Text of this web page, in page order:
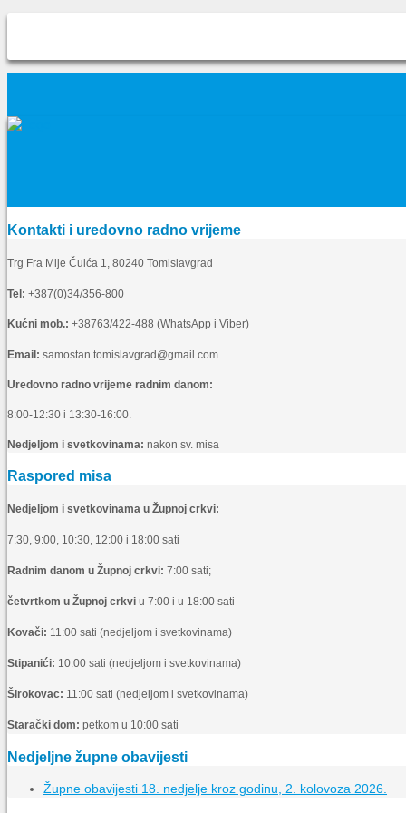
Kontakti i uredovno radno vrijeme
Trg Fra Mije Čuića 1, 80240 Tomislavgrad
Tel: +387(0)34/356-800
Kućni mob.: +38763/422-488 (WhatsApp i Viber)
Email: samostan.tomislavgrad@gmail.com
Uredovno radno vrijeme radnim danom:
8:00-12:30 i 13:30-16:00.
Nedjeljom i svetkovinama: nakon sv. misa
Raspored misa
Nedjeljom i svetkovinama u Župnoj crkvi:
7:30, 9:00, 10:30, 12:00 i 18:00 sati
Radnim danom u Župnoj crkvi: 7:00 sati;
četvrtkom u Župnoj crkvi u 7:00 i u 18:00 sati
Kovači: 11:00 sati (nedjeljom i svetkovinama)
Stipanići: 10:00 sati (nedjeljom i svetkovinama)
Širokovac: 11:00 sati (nedjeljom i svetkovinama)
Starački dom: petkom u 10:00 sati
Nedjeljne župne obavijesti
Župne obavijesti 18. nedjelje kroz godinu, 2. kolovoza 2026.